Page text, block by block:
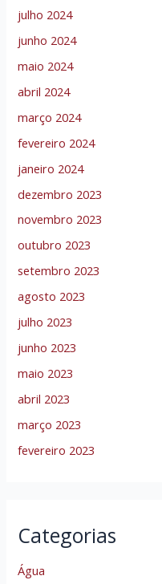
julho 2024
junho 2024
maio 2024
abril 2024
março 2024
fevereiro 2024
janeiro 2024
dezembro 2023
novembro 2023
outubro 2023
setembro 2023
agosto 2023
julho 2023
junho 2023
maio 2023
abril 2023
março 2023
fevereiro 2023
Categorias
Água